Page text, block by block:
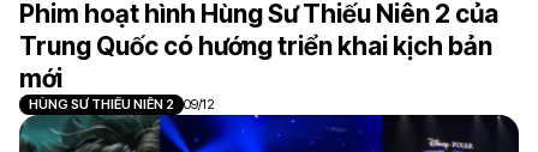
Phim hoạt hình Hùng Sư Thiếu Niên 2 của
Trung Quốc có hướng triển khai kịch bản
mới
HÙNG SƯ THIẾU NIÊN 2 09/12